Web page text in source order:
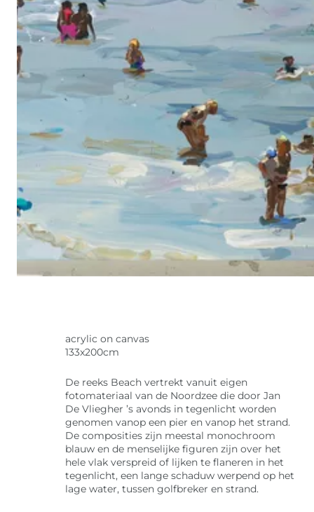
acrylic on canvas
133x200cm
De reeks Beach vertrekt vanuit eigen
fotomateriaal van de Noordzee die door Jan
De Vliegher ’s avonds in tegenlicht worden
genomen vanop een pier en vanop het strand.
De composities zijn meestal monochroom
blauw en de menselijke figuren zijn over het
hele vlak verspreid of lijken te flaneren in het
tegenlicht, een lange schaduw werpend op het
lage water, tussen golfbreker en strand.